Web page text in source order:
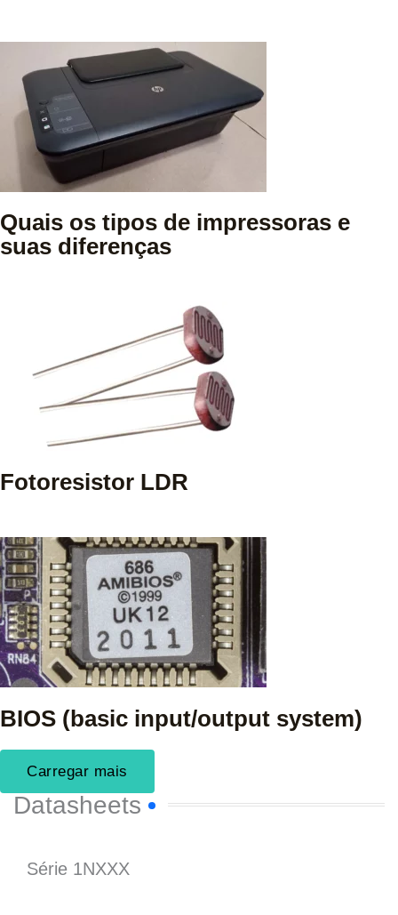
Quais os tipos de impressoras e
suas diferenças
Fotoresistor LDR
BIOS (basic input/output system)
Carregar mais
Datasheets
Série 1NXXX